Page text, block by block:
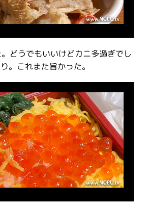
どうでもいいけどカニ多過ぎでし
。これまた旨かった。